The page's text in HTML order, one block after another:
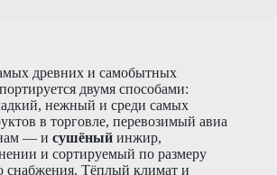
древних и самобытных
двумя способами:
нежный и среди самых
в торговле, перевозимый авиа
— и сушёный инжир,
и сортируемый по размеру
снабжения. Тёплый климат и